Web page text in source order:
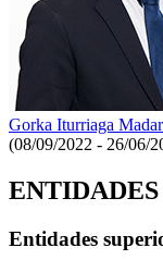
Gorka Iturriaga
(08/09/2022 - 26/06/
Entidades